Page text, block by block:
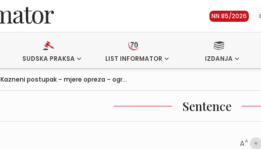
NN 85/2026
SUDSKA PRAKSA LIST INFORMATOR IZDANJA
Kazneni postupak – mjere opreza – ogr...
Sentence
AA